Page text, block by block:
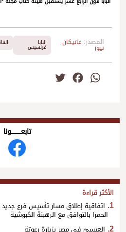
المصدر: فاتيكان
نيوز
البابا
فرنسيس
WhatsApp
Facebook
تابعــــــــــونا
الأكثر قراءة
اتفاقية إطلاق مسار تأسيس فرع
الحمرا بالتوافق مع الرهبنة الكبوشية
العبسيّ في مصر بزيارة رعويّة